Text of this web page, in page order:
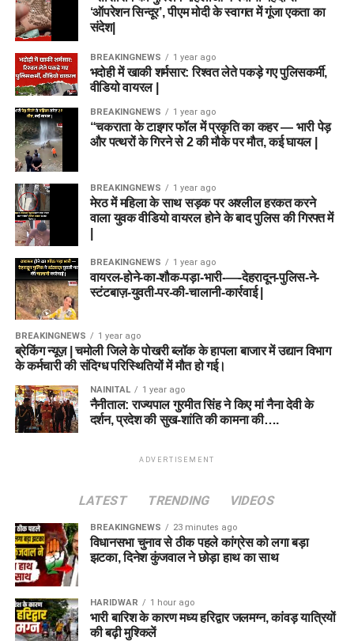
‘ऑपरेशन सिन्दूर’, पीएम मोदी के स्वागत में गूंजा एकता का
संदेश|
BREAKINGNEWS 1 year ago
भदोही में खाकी शर्मसार: रिश्वत लेते पकड़े गए पुलिसकर्मी,
वीडियो वायरल |
BREAKINGNEWS 1 year ago
“चकराता के टाइगर फॉल में प्रकृति का कहर — भारी पेड़
और पत्थरों के गिरने से 2 की मौके पर मौत, कई घायल |
BREAKINGNEWS 1 year ago
मेरठ में महिला के साथ सड़क पर अश्लील हरकत करने
वाला युवक वीडियो वायरल होने के बाद पुलिस की गिरफ्त में
BREAKINGNEWS 1 year ago
वायरल-होने-का-शौक-पड़ा-भारी-—-देहरादून-पुलिस-ने-
स्टंटबाज़-युवती-पर-की-चालानी-कार्रवाई |
BREAKINGNEWS 1 year ago
ब्रेकिंग न्यूज़ | चमोली जिले के पोखरी ब्लॉक के हापला बाजार में उद्यान विभाग
के कर्मचारी की संदिग्ध परिस्थितियों में मौत हो गई।
NAINITAL 1 year ago
नैनीताल: राज्यपाल गुरमीत सिंह ने किए मां नैना देवी के
दर्शन, प्रदेश की सुख-शांति की कामना की….
ADVERTISEMENT
LATEST TRENDING VIDEOS
BREAKINGNEWS 23 minutes ago
विधानसभा चुनाव से ठीक पहले कांग्रेस को लगा बड़ा
झटका, दिनेश कुंजवाल ने छोड़ा हाथ का साथ
HARIDWAR 1 hour ago
भारी बारिश के कारण मध्य हरिद्वार जलमग्न, कांवड़ यात्रियों
की बढ़ी मुश्किलें